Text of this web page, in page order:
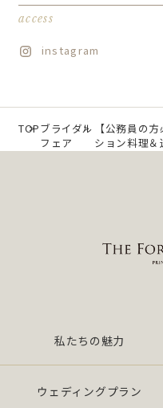
access
instagram
TOPブライダル
フェア
【公務員の
ション料理＆
私たちの魅力
ウェディングプラン